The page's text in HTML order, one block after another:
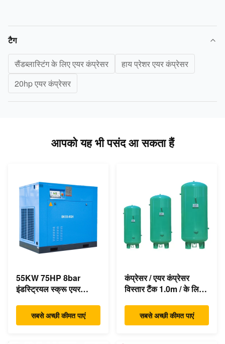
टैग
सैंडब्लास्टिंग के लिए एयर कंप्रेसर
हाय प्रेशर एयर कंप्रेसर
20hp एयर कंप्रेसर
आपको यह भी पसंद आ सकता हैं
55KW 75HP 8bar
इंडस्ट्रियल स्क्रू एयर
एसिंक्रोनस डायरेक्ट ड्राइव
सबसे अच्छी कीमत पाएं
कंप्रेसर / एयर कंप्रेसर
विस्तार टैंक 1.0m / के लिए
सबसे अच्छी कीमत पाएं